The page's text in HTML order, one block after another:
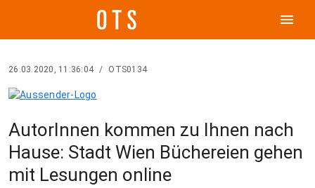
menu
26.03.2020, 11:36:04 / OTS0134
AutorInnen kommen zu Ihnen nach
Hause: Stadt Wien Büchereien gehen
mit Lesungen online